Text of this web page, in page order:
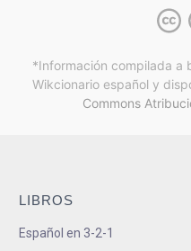
*Información compilada a
Wikcionario español y
Commons
LIBROS
Español en 3-2-1